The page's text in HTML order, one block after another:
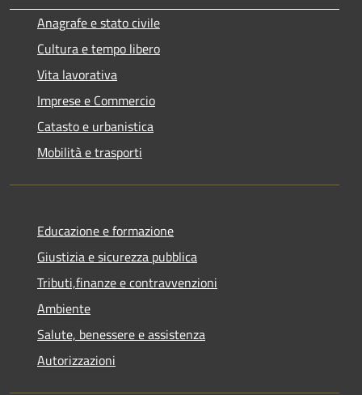
Anagrafe e stato civile
Cultura e tempo libero
Vita lavorativa
Imprese e Commercio
Catasto e urbanistica
Mobilità e trasporti
Educazione e formazione
Giustizia e sicurezza pubblica
Tributi,finanze e contravvenzioni
Ambiente
Salute, benessere e assistenza
Autorizzazioni